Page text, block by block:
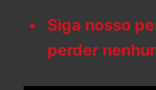
Siga nosso
perder